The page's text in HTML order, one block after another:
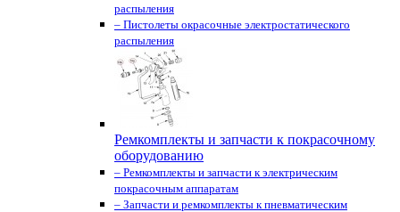
распыления
– Пистолеты окрасочные электростатического
распыления
Ремкомплекты и запчасти к покрасочному
оборудованию
– Ремкомплекты и запчасти к электрическим
покрасочным аппаратам
– Запчасти и ремкомплекты к пневматическим